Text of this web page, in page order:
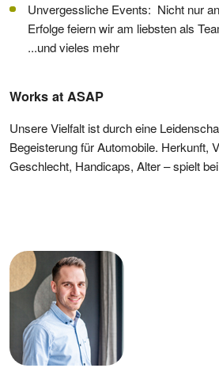
Unvergessliche Events: Nicht nur
Erfolge feiern wir am liebsten als
...und vieles mehr
Works at ASAP
Unsere Vielfalt ist durch eine
Begeisterung für Automobile. Herkunft,
Geschlecht, Handicaps, Alter – spielt